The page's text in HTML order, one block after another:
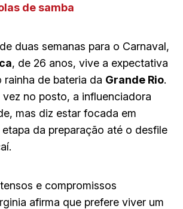
de samba
duas semanas para o Carnaval,
, de 26 anos, vive a expectativa
rainha de bateria da Grande Rio.
vez no posto, a influenciadora
mas diz estar focada em
da preparação até o desfile
e compromissos
afirma que prefere viver um